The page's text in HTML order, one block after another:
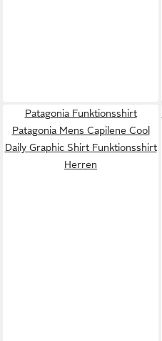
Patagonia Funktionsshirt
Patagonia Mens Capilene Cool
Daily Graphic Shirt Funktionsshirt
Herren